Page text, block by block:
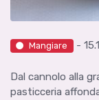
Mangiare -
Dal cannolo alla
pasticceria